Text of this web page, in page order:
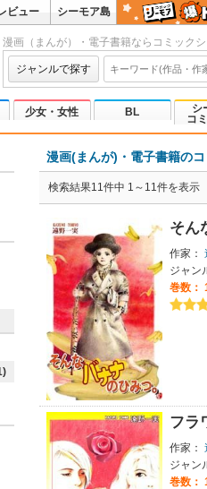
ビュー シーモア島
漫画（まんが）・電子書籍ならコミックシ
ジャンルで探す
少女・女性 BL
シ
コ
漫画(まんが)・電子書籍の
検索結果11件中 1～11件を表示
そん
作家：
ジャン
巻数：
フラ
作家：
ジャン
巻数：